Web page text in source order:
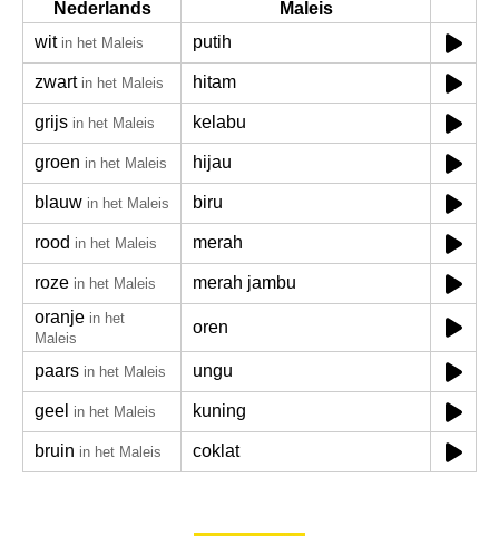
Nederlands
Maleis
wit in het Maleis putih
zwart in het Maleis hitam
grijs in het Maleis kelabu
groen in het Maleis hijau
blauw in het Maleis biru
rood in het Maleis merah
roze in het Maleis
merah jambu
oranje in het
Maleis
oren
paars in het Maleis ungu
geel in het Maleis kuning
bruin in het Maleis coklat